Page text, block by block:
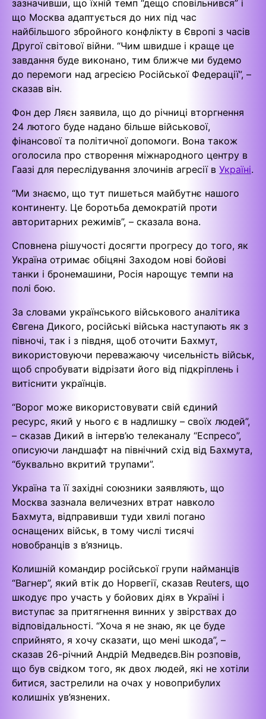
зазначивши, що їхній темп “дещо сповільнився” і
що Москва адаптується до них під час
найбільшого збройного конфлікту в Європі з часів
Другої світової війни. “Чим швидше і краще це
завдання буде виконано, тим ближче ми будемо
до перемоги над агресією Російської Федерації”, –
сказав він.
Фон дер Ляєн заявила, що до річниці вторгнення
24 лютого буде надано більше військової,
фінансової та політичної допомоги. Вона також
оголосила про створення міжнародного центру в
Гаазі для переслідування злочинів агресії в Україні.
“Ми знаємо, що тут пишеться майбутнє нашого
континенту. Це боротьба демократій проти
авторитарних режимів”, – сказала вона.
Сповнена рішучості досягти прогресу до того, як
Україна отримає обіцяні Заходом нові бойові
танки і бронемашини, Росія нарощує темпи на
полі бою.
За словами українського військового аналітика
Євгена Дикого, російські війська наступають як з
півночі, так і з півдня, щоб оточити Бахмут,
використовуючи переважаючу чисельність військ,
щоб спробувати відрізати його від підкріплень і
витіснити українців.
“Ворог може використовувати свій єдиний
ресурс, який у нього є в надлишку – своїх людей”,
– сказав Дикий в інтерв’ю телеканалу “Еспресо”,
описуючи ландшафт на північний схід від Бахмута,
“буквально вкритий трупами”.
Україна та її західні союзники заявляють, що
Москва зазнала величезних втрат навколо
Бахмута, відправивши туди хвилі погано
оснащених військ, в тому числі тисячі
новобранців з в’язниць.
Колишній командир російської групи найманців
“Вагнер”, який втік до Норвегії, сказав Reuters, що
шкодує про участь у бойових діях в Україні і
виступає за притягнення винних у звірствах до
відповідальності. “Хоча я не знаю, як це буде
сприйнято, я хочу сказати, що мені шкода”, –
сказав 26-річний Андрій Медведєв.Він розповів,
що був свідком того, як двох людей, які не хотіли
битися, застрелили на очах у новоприбулих
колишніх ув’язнених.